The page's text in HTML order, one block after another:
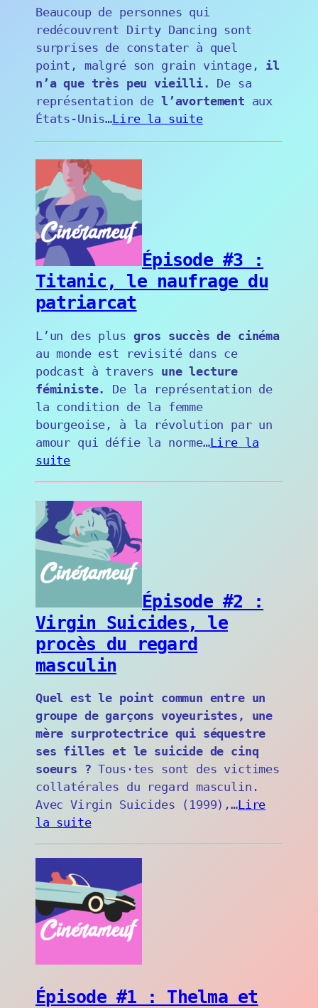
Beaucoup de personnes qui
redécouvrent Dirty Dancing sont
surprises de constater à quel
point, malgré son grain vintage,
il
n’a que très peu vieilli.
De sa
représentation de l’avortement aux
États-Unis…Lire la suite
Épisode #3 :
Titanic, le naufrage du
patriarcat
L’un des plus gros succès de cinéma
au monde est revisité dans ce
podcast à travers une lecture
féministe.
De la représentation de
la condition de la femme
bourgeoise, à la révolution par un
amour qui défie la norme…Lire la
suite
Épisode #2 :
Virgin Suicides, le
procès du regard
masculin
Quel est le point commun entre un
groupe de garçons voyeuristes, une
mère surprotectrice qui séquestre
ses filles et le suicide de cinq
soeurs ? Tous·tes sont des victimes
collatérales du regard masculin.
Avec Virgin Suicides (1999),…Lire
la suite
Épisode #1 : Thelma et